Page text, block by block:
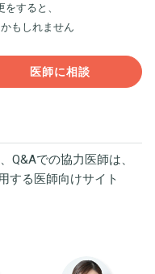
すると、
もしれません
医師に相談
Q&Aでの協力医師は、
する医師向けサイト